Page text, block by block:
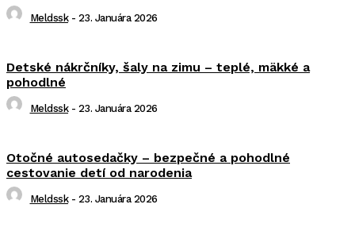
Meldssk - 23. Januára 2026
Detské nákrčníky, šaly na zimu – teplé, mäkké a
pohodlné
Meldssk - 23. Januára 2026
Otočné autosedačky – bezpečné a pohodlné
cestovanie detí od narodenia
Meldssk - 23. Januára 2026